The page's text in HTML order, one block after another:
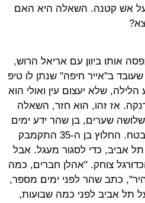
על אש קטנה. השאלה היא האם
אותו ביוון עם אריאל הרוש,
ב"אייר חיפה" שנתן לו טיפ
שלא יעצום עין ואולי הוא
אז זהו, הוא חזר, השאלה
שלושה שערים, בן שהר ידע ימים
יפים יותר, על הנייר, לבטח. החלוץ בן ה-35 התקמבק
תל אביב, כדי לסגור מעגל. אבל
צוחק. "אהלן חברים, כמה
כתב שהר לפני ימים מספר,
תל אביב לפני כמה שבועות,